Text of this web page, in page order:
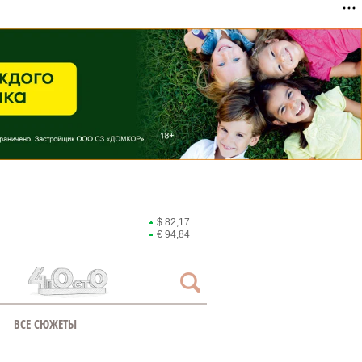
$ 82,17
€ 94,84
ВСЕ СЮЖЕТЫ